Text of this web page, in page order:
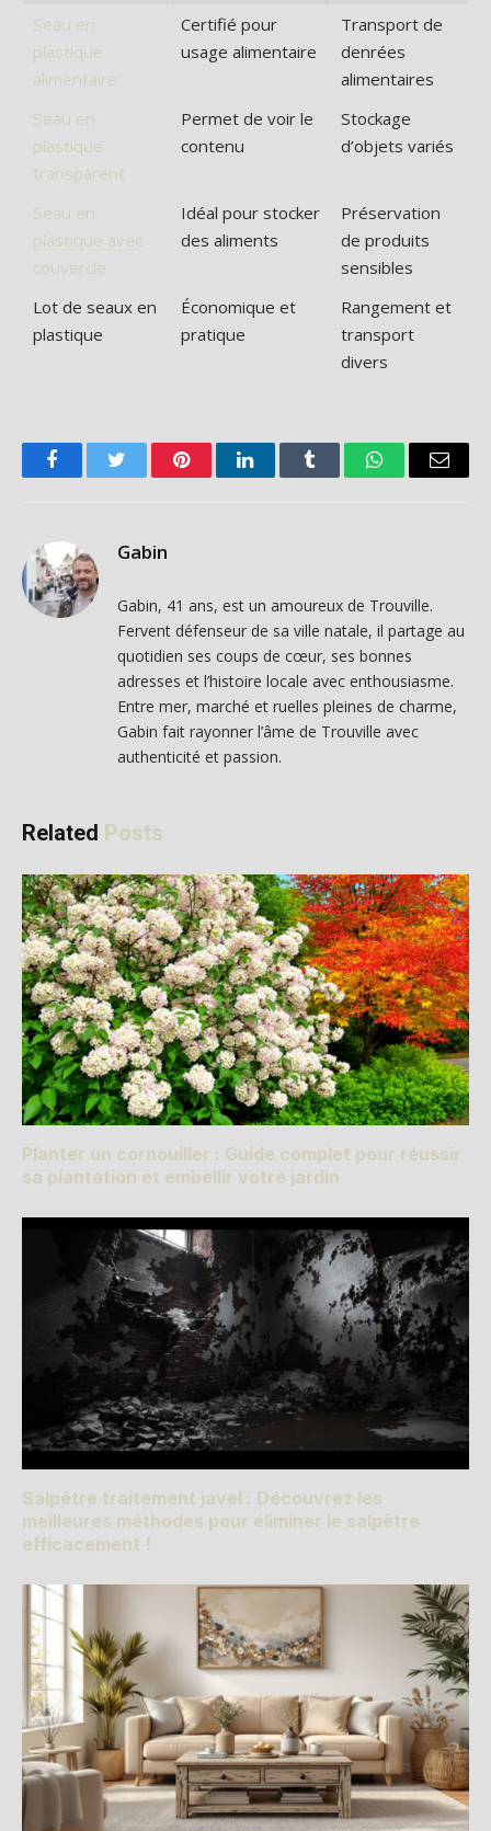
Seau en
plastique
alimentaire
Certifié pour
usage alimentaire
Transport de
denrées
alimentaires
Seau en
plastique
transparent
Permet de voir le
contenu
Stockage
d’objets variés
Seau en
plastique avec
couvercle
Idéal pour stocker
des aliments
Préservation
de produits
sensibles
Lot de seaux en
plastique
Économique et
pratique
Rangement et
transport
divers
FacebookTwitter PinterestLinkedInTumblr WhatsAppEmail
Gabin
Gabin, 41 ans, est un amoureux de Trouville.
Fervent défenseur de sa ville natale, il partage au
quotidien ses coups de cœur, ses bonnes
adresses et l’histoire locale avec enthousiasme.
Entre mer, marché et ruelles pleines de charme,
Gabin fait rayonner l’âme de Trouville avec
authenticité et passion.
Related Posts
Planter un cornouiller : Guide complet pour réussir
sa plantation et embellir votre jardin
Salpêtre traitement javel : Découvrez les
meilleures méthodes pour éliminer le salpêtre
efficacement !